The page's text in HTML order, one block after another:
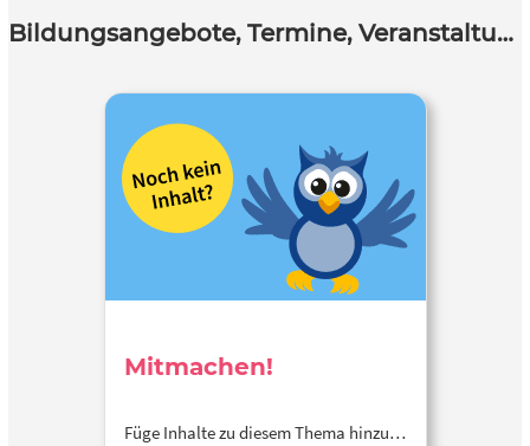
Bildungsangebote, Termine, Veranstaltungen
Mitmachen!
Füge Inhalte zu diesem Thema hinzu…